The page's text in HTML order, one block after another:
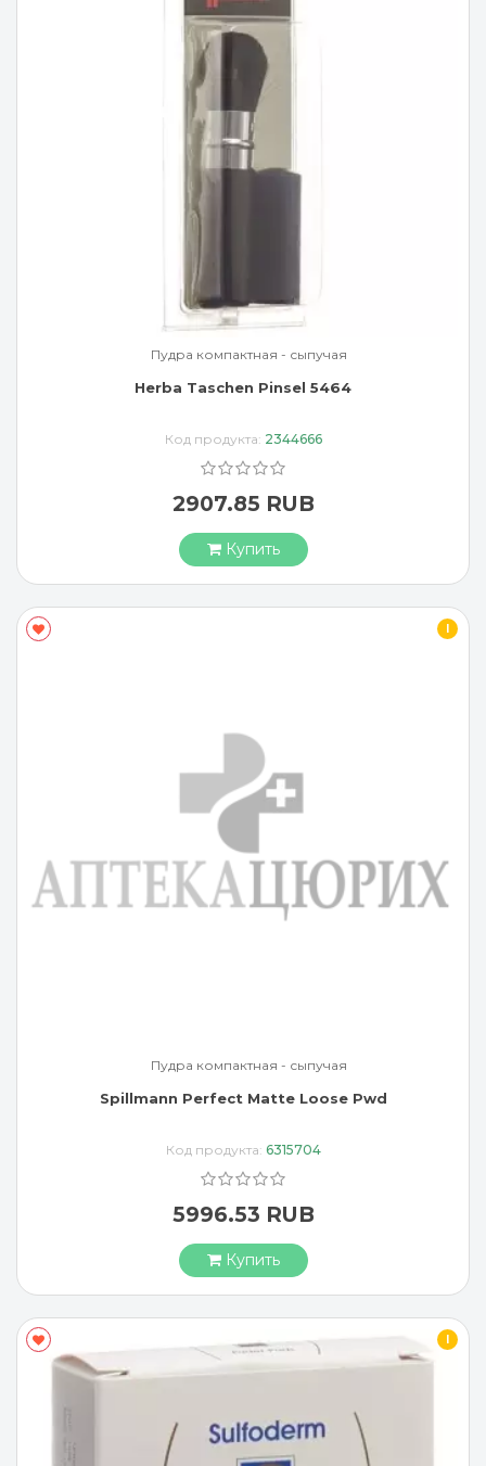
Пудра компактная - сыпучая
Herba Taschen Pinsel 5464
Код продукта: 2344666
2907.85 RUB
Купить
I
Пудра компактная - сыпучая
Spillmann Perfect Matte Loose Pwd
Код продукта: 6315704
5996.53 RUB
Купить
I